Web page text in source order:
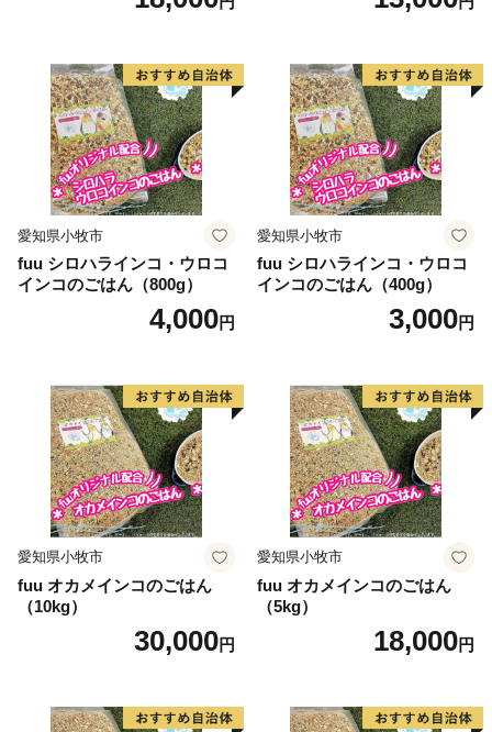
愛知県小牧市
fuu シロハラインコ・ウロコ
インコのごはん（800g）
4,000円
愛知県小牧市
fuu シロハラインコ・ウロコ
インコのごはん（400g）
3,000円
愛知県小牧市
fuu オカメインコのごはん
（10kg）
30,000円
愛知県小牧市
fuu オカメインコのごはん
（5kg）
18,000円